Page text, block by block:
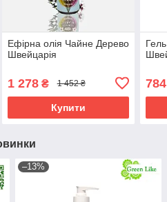
Ефірна олія Чайне Дерево
Швейцарія
1 278₴ 1 452 ₴
Купити
784
–13%